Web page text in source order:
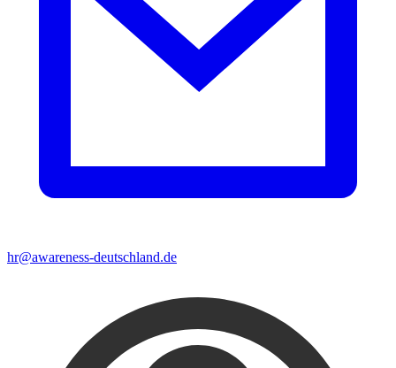
hr@awareness-deutschland.de